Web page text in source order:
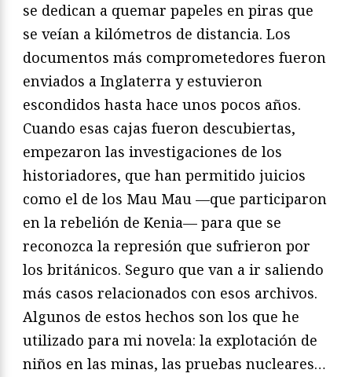
se dedican a quemar papeles en piras que
se veían a kilómetros de distancia. Los
documentos más comprometedores fueron
enviados a Inglaterra y estuvieron
escondidos hasta hace unos pocos años.
Cuando esas cajas fueron descubiertas,
empezaron las investigaciones de los
historiadores, que han permitido juicios
como el de los Mau Mau —que participaron
en la rebelión de Kenia— para que se
reconozca la represión que sufrieron por
los británicos. Seguro que van a ir saliendo
más casos relacionados con esos archivos.
Algunos de estos hechos son los que he
utilizado para mi novela: la explotación de
niños en las minas, las pruebas nucleares…